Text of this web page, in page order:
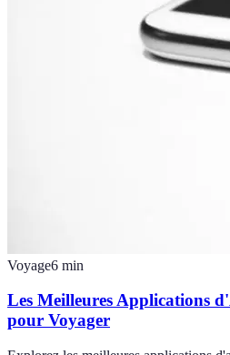
Voyage6 min
Les Meilleures Applications
pour Voyager